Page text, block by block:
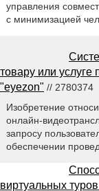
управления
с минимизацией
товару или
"eyezon" // 2780374
Изобретение
онлайн-
запросу
обеспечении
виртуальных